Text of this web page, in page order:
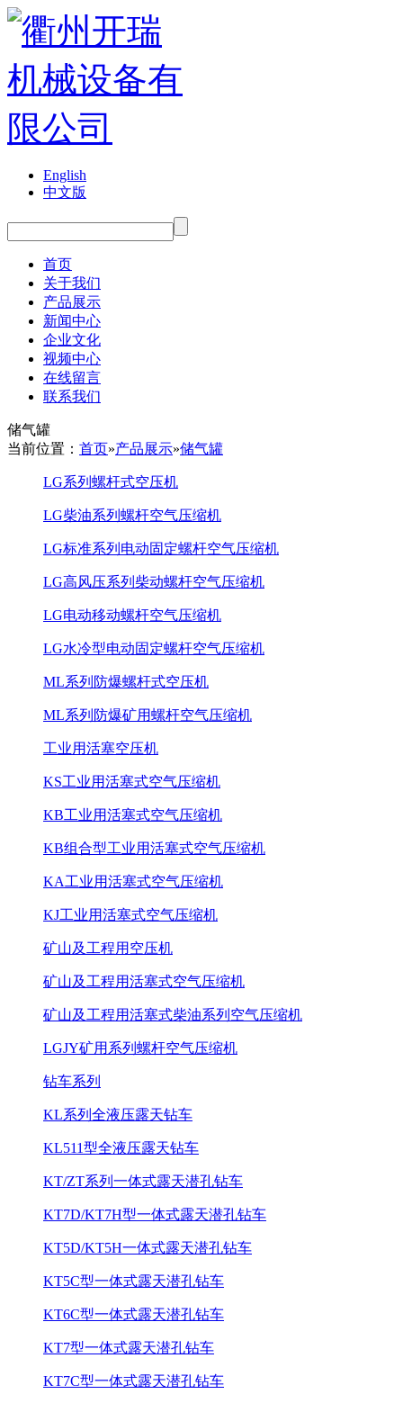
English
中文版
首页
关于我们
产品展示
新闻中心
企业文化
视频中心
在线留言
联系我们
储气罐
当前位置： 首页»产品展示»储气罐
LG系列螺杆式空压机
LG柴油系列螺杆空气压缩机
LG标准系列电动固定螺杆空气压缩机
LG高风压系列柴动螺杆空气压缩机
LG电动移动螺杆空气压缩机
LG水冷型电动固定螺杆空气压缩机
ML系列防爆螺杆式空压机
ML系列防爆矿用螺杆空气压缩机
工业用活塞空压机
KS工业用活塞式空气压缩机
KB工业用活塞式空气压缩机
KB组合型工业用活塞式空气压缩机
KA工业用活塞式空气压缩机
KJ工业用活塞式空气压缩机
矿山及工程用空压机
矿山及工程用活塞式空气压缩机
矿山及工程用活塞式柴油系列空气压缩机
LGJY矿用系列螺杆空气压缩机
钻车系列
KL系列全液压露天钻车
KL511型全液压露天钻车
KT/ZT系列一体式露天潜孔钻车
KT7D/KT7H型一体式露天潜孔钻车
KT5D/KT5H一体式露天潜孔钻车
KT5C型一体式露天潜孔钻车
KT6C型一体式露天潜孔钻车
KT7型一体式露天潜孔钻车
KT7C型一体式露天潜孔钻车